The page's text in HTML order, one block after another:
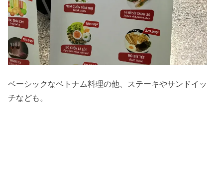
ベーシックなベトナム料理の他、ステーキやサンドイッ
チなども。